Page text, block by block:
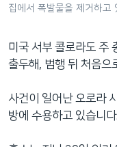
게
션
동
집에서 폭발물을 제거하고
미국 서부 콜로라도 주
출두해, 범행 뒤 처음으
사건이 일어난 오로라
방에 수용하고 있습니다.